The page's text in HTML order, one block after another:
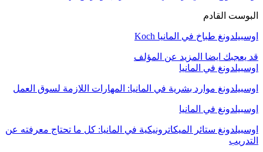
البوست القادم
اوسبيلدونغ طباخ في المانيا Koch
قد يعجبك ايضا المزيد عن المؤلف
اوسبيلدونغ في المانيا
اوسبيلدونغ موارد بشرية في المانيا: المهارات اللازمة لسوق العمل
اوسبيلدونغ في المانيا
اوسبيلدونغ ستائر الميكاترونيكية في المانيا: كل ما تحتاج معرفته عن
التدريب